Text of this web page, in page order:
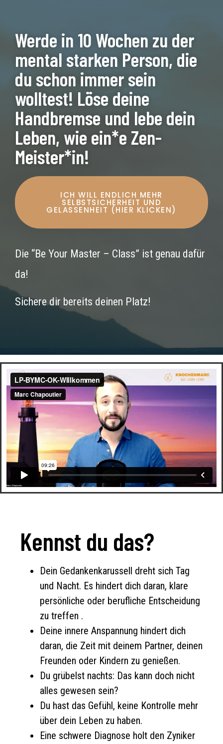
Werde in 10 Wochen zu der
mental starken Person, die
du schon immer sein
wolltest! Löse deine
Handbremse und lebe dein
Leben, wie ein*e Zen-
Meister*in!
ICH WILL ENDLICH MEHR
SELBSTSICHERHEIT UND
GELASSENHEIT (HIER KLICKEN)
Die “Be Your Master – Class” ist genau dafür
da!
Sichere dir bereits deinen Platz!
Kennst du das?
Dein Gedankenkarussell dreht sich Tag
und Nacht. Es hindert dich daran, klare
persönliche oder berufliche Entscheidung
zu treffen .
Deine innere Anspannung hindert dich
daran, die Zeit mit deinem Partner, deinen
Freunden oder Kindern zu genießen.
Du grübelst nachts: Das kann doch nicht
alles gewesen sein?
Du hast das Gefühl, keine Kontrolle mehr
über dein Leben zu haben.
Eine schwere Diagnose holt den Zyniker